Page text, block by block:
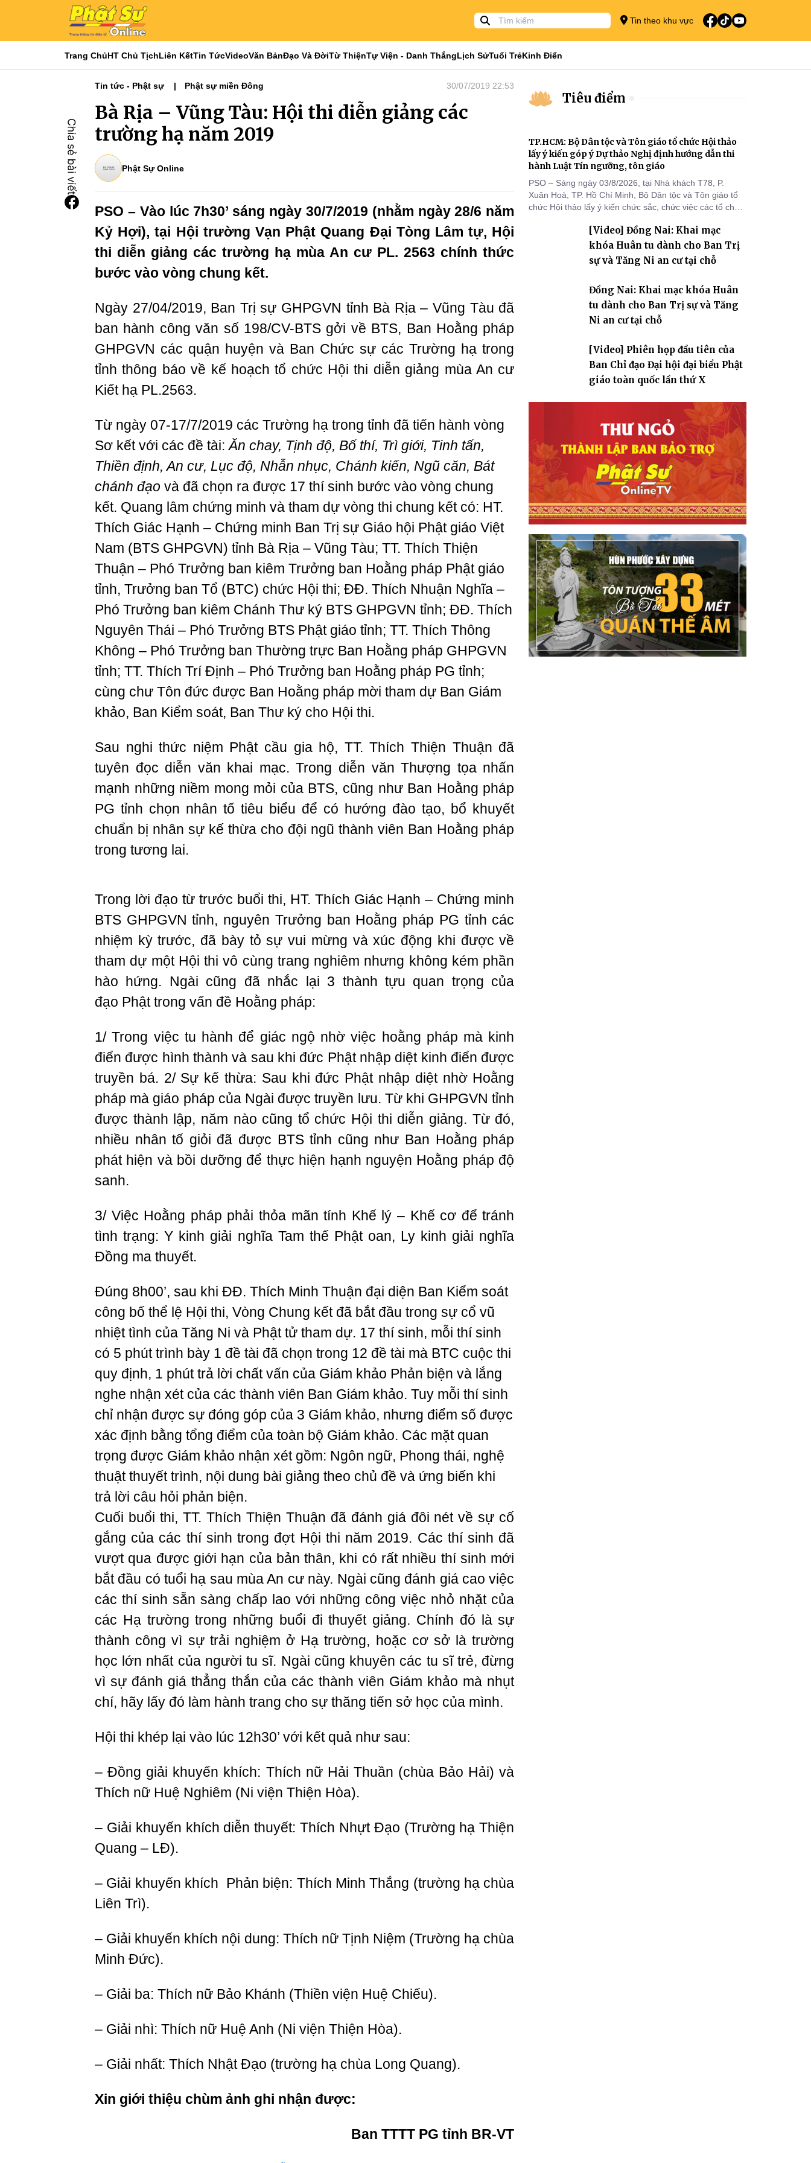
Tin theo khu vực
Trang ChủHT Chủ TịchLiên KếtTin TứcVideoVăn BảnĐạo Và ĐờiTừ ThiệnTự Viện - Danh ThắngLịch SửTuổi TrẻKinh Điển
Tin tức - Phật sự Phật sự miền Đông 30/07/2019 22:53
Bà Rịa – Vũng Tàu: Hội thi diễn giảng các
trường hạ năm 2019
Phật Sự Online
PSO – Vào lúc 7h30’ sáng ngày 30/7/2019 (nhằm ngày 28/6 năm
Kỷ Hợi), tại Hội trường Vạn Phật Quang Đại Tòng Lâm tự, Hội
thi diễn giảng các trường hạ mùa An cư PL. 2563 chính thức
bước vào vòng chung kết.
Ngày 27/04/2019, Ban Trị sự GHPGVN tỉnh Bà Rịa – Vũng Tàu đã
ban hành công văn số 198/CV-BTS gởi về BTS, Ban Hoằng pháp
GHPGVN các quận huyện và Ban Chức sự các Trường hạ trong
tỉnh thông báo về kế hoạch tổ chức Hội thi diễn giảng mùa An cư
Kiết hạ PL.2563.
Từ ngày 07-17/7/2019 các Trường hạ trong tỉnh đã tiến hành vòng
Sơ kết với các đề tài:Ăn chay, Tịnh độ, Bố thí, Trì giới, Tinh tấn,
Thiền định, An cư, Lục độ, Nhẫn nhục, Chánh kiến, Ngũ căn, Bát
chánh đạo và đã chọn ra được 17 thí sinh bước vào vòng chung
kết. ​​​ Quang lâm chứng minh và tham dự vòng thi chung kết có: HT.
Thích Giác Hạnh – Chứng minh Ban Trị sự Giáo hội Phật giáo Việt
Nam (BTS GHPGVN) tỉnh Bà Rịa – Vũng Tàu; TT. Thích Thiện
Thuận – Phó Trưởng ban kiêm Trưởng ban Hoằng pháp Phật giáo
tỉnh, Trưởng ban Tổ (BTC) chức Hội thi; ĐĐ. Thích Nhuận Nghĩa –
Phó Trưởng ban kiêm Chánh Thư ký BTS GHPGVN tỉnh; ĐĐ. Thích
Nguyên Thái – Phó Trưởng BTS Phật giáo tỉnh; TT. Thích Thông
Không – Phó Trưởng ban Thường trực Ban Hoằng pháp GHPGVN
tỉnh; TT. Thích Trí Định – Phó Trưởng ban Hoằng pháp PG tỉnh;
cùng chư Tôn đức được Ban Hoằng pháp mời tham dự Ban Giám
khảo, Ban Kiểm soát, Ban Thư ký cho Hội thi.
Sau nghi thức niệm Phật cầu gia hộ, TT. Thích Thiện Thuận đã
tuyên đọc diễn văn khai mạc. Trong diễn văn Thượng tọa nhấn
mạnh những niềm mong mỏi của BTS, cũng như Ban Hoằng pháp
PG tỉnh chọn nhân tố tiêu biểu để có hướng đào tạo, bổ khuyết
chuẩn bị nhân sự kế thừa cho đội ngũ thành viên Ban Hoằng pháp
trong tương lai.
Trong lời đạo từ trước buổi thi, HT. Thích Giác Hạnh – Chứng minh
BTS GHPGVN tỉnh, nguyên Trưởng ban Hoằng pháp PG tỉnh các
nhiệm kỳ trước, đã bày tỏ sự vui mừng và xúc động khi được về
tham dự một Hội thi vô cùng trang nghiêm nhưng không kém phần
hào hứng. Ngài cũng đã nhắc lại 3 thành tựu quan trọng của
đạo Phật trong vấn đề Hoằng pháp:
1/ Trong việc tu hành để giác ngộ nhờ việc hoằng pháp mà kinh
điển được hình thành và sau khi đức Phật nhập diệt kinh điển được
truyền bá. 2/ Sự kế thừa: Sau khi đức Phật nhập diệt nhờ Hoằng
pháp mà giáo pháp của Ngài được truyền lưu. Từ khi GHPGVN tỉnh
được thành lập, năm nào cũng tổ chức Hội thi diễn giảng. Từ đó,
nhiều nhân tố giỏi đã được BTS tỉnh cũng như Ban Hoằng pháp
phát hiện và bồi dưỡng để thực hiện hạnh nguyện Hoằng pháp độ
sanh.
3/ Việc Hoằng pháp phải thỏa mãn tính Khế lý – Khế cơ để tránh
tình trạng: Y kinh giải nghĩa Tam thế Phật oan, Ly kinh giải nghĩa
Đồng ma thuyết.
Đúng 8h00’, sau khi ĐĐ. Thích Minh Thuận đại diện Ban Kiểm soát
công bố thể lệ Hội thi, Vòng Chung kết đã bắt đầu trong sự cổ vũ
nhiệt tình của Tăng Ni và Phật tử tham dự. 17 thí sinh, mỗi thí sinh
có 5 phút trình bày 1 đề tài đã chọn trong 12 đề tài mà BTC cuộc thi
quy định, 1 phút trả lời chất vấn của Giám khảo Phản biện và lắng
nghe nhận xét của các thành viên Ban Giám khảo. Tuy mỗi thí sinh
chỉ nhận được sự đóng góp của 3 Giám khảo, nhưng điểm số được
xác định bằng tổng điểm của toàn bộ Giám khảo. Các mặt quan
trọng được Giám khảo nhận xét gồm: Ngôn ngữ, Phong thái, nghệ
thuật thuyết trình, nội dung bài giảng theo chủ đề và ứng biến khi
trả lời câu hỏi phản biện.
Cuối buổi thi, TT. Thích Thiện Thuận đã đánh giá đôi nét về sự cố
gắng của các thí sinh trong đợt Hội thi năm 2019. Các thí sinh đã
vượt qua được giới hạn của bản thân, khi có rất nhiều thí sinh mới
bắt đầu có tuổi hạ sau mùa An cư này. Ngài cũng đánh giá cao việc
các thí sinh sẵn sàng chấp lao với những công việc nhỏ nhặt của
các Hạ trường trong những buổi đi thuyết giảng. Chính đó là sự
thành công vì sự trải nghiệm ở Hạ trường, hoặc cơ sở là trường
học lớn nhất của người tu sĩ. Ngài cũng khuyên các tu sĩ trẻ, đừng
vì sự đánh giá thẳng thắn của các thành viên Giám khảo mà nhụt
chí, hãy lấy đó làm hành trang cho sự thăng tiến sở học của mình.
Hội thi khép lại vào lúc 12h30’ với kết quả như sau:
– Đồng giải khuyến khích: Thích nữ Hải Thuần (chùa Bảo Hải) và
Thích nữ Huệ Nghiêm (Ni viện Thiện Hòa).
– Giải khuyến khích diễn thuyết: Thích Nhựt Đạo (Trường hạ Thiện
Quang – LĐ).
– Giải khuyến khích Phản biện: Thích Minh Thắng (trường hạ chùa
Liên Trì).
– Giải khuyến khích nội dung: Thích nữ Tịnh Niệm (Trường hạ chùa
Minh Đức).
– Giải ba: Thích nữ Bảo Khánh (Thiền viện Huệ Chiếu).
– Giải nhì: Thích nữ Huệ Anh (Ni viện Thiện Hòa).
– Giải nhất: Thích Nhật Đạo (trường hạ chùa Long Quang).
Xin giới thiệu chùm ảnh ghi nhận được:
Ban TTTT PG tỉnh BR-VT
Tiêu điểm
TP.HCM: Bộ Dân tộc và Tôn giáo tổ chức Hội thảo
lấy ý kiến góp ý Dự thảo Nghị định hướng dẫn thi
hành Luật Tín ngưỡng, tôn giáo
PSO – Sáng ngày 03/8/2026, tại Nhà khách T78, P.
Xuân Hoà, TP. Hồ Chí Minh, Bộ Dân tộc và Tôn giáo tổ
chức Hội thảo lấy ý kiến chức sắc, chức việc các tổ chức
các tỉnh, thành phố khu vực phía Nam nhằm góp ý hoàn
thiện hồ sơ Dự thảo Nghị định quy định chi tiết một số
điều và biện pháp để tổ chức
[Video] Đồng Nai: Khai mạc
khóa Huân tu dành cho Ban Trị
sự và Tăng Ni an cư tại chỗ
Đồng Nai: Khai mạc khóa Huân
tu dành cho Ban Trị sự và Tăng
Ni an cư tại chỗ
[Video] Phiên họp đầu tiên của
Ban Chỉ đạo Đại hội đại biểu Phật
giáo toàn quốc lần thứ X